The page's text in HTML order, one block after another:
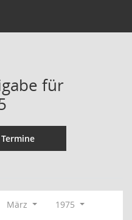
für
Termine
März
1975